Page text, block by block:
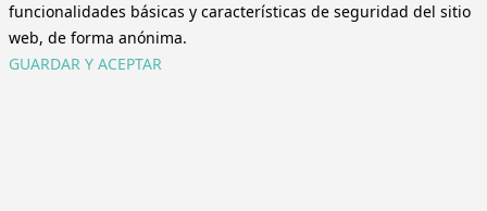
funcionalidades básicas y características de seguridad del sitio
web, de forma anónima.
GUARDAR Y ACEPTAR